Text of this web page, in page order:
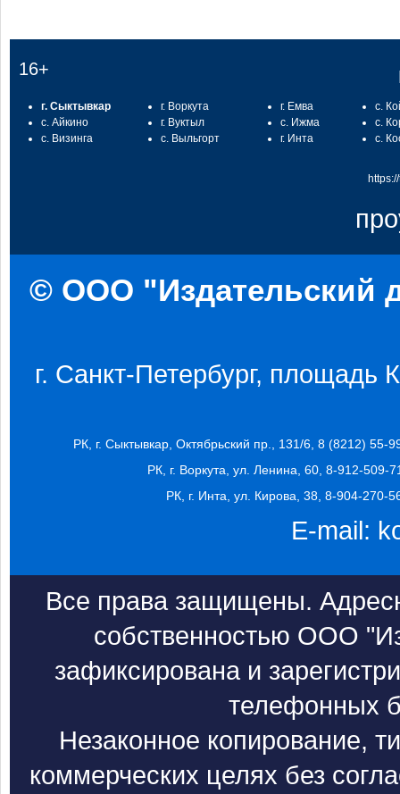
16+
г. Сыктывкар
с. Айкино
с. Визинга
г. Воркута
г. Вуктыл
с. Выльгорт
г. Емва
с. Ижма
г. Инта
с.
с.
с.
© ООО "Издательский
г. Санкт-Петербург, площадь
РК, г. Сыктывкар, Октябрьский пр., 131/6, 8 (8212) 55-
РК, г. Воркута, ул. Ленина, 60, 8-912-509-
РК, г. Инта, ул. Кирова, 38, 8-904-270-
E-mail:
Все права защищены.
собственностью ООО
зафиксирована и
телефонных
Незаконное копирование,
коммерческих целях без